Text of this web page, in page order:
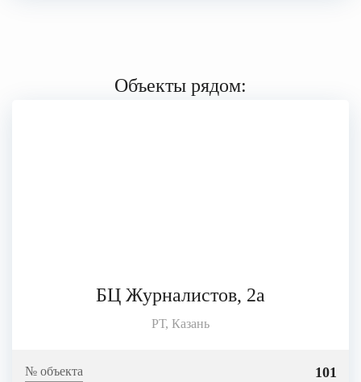
Объекты рядом:
БЦ Журналистов, 2а
РТ, Казань
101